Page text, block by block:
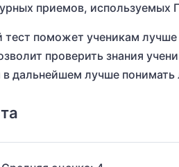
приемов, используемых
поможет ученикам лучше
проверить знания
дальнейшем лучше понимать